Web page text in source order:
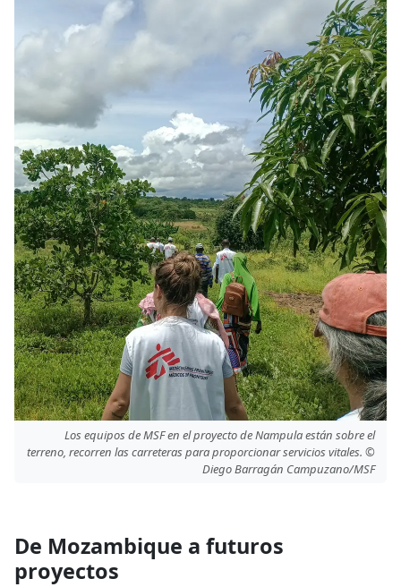
Los equipos de MSF en el proyecto de Nampula están sobre el
terreno, recorren las carreteras para proporcionar servicios vitales. ©
Diego Barragán Campuzano/MSF
De Mozambique a futuros
proyectos